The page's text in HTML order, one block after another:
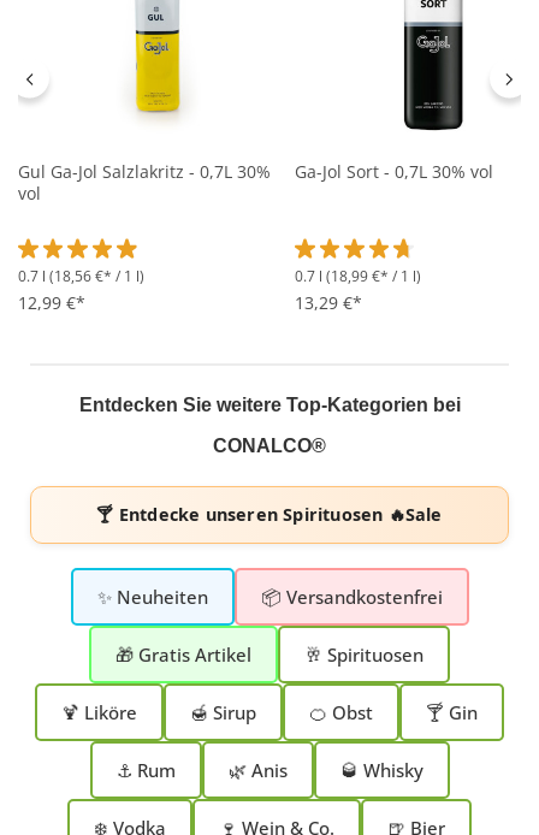
Gul Ga-Jol Salzlakritz - 0,7L 30%
vol
Durchschnittliche Bewertung von 4.9 von 5 Sternen
0.7 l (18,56 €* / 1 l)
12,99 €*
Ga-Jol Sort - 0,7L 30% vol
Durchschnittliche
0.7 l (18,99 €* / 1 l)
13,29 €*
Entdecken Sie weitere Top-Kategorien bei
CONALCO®
🍸 Entdecke unserenSpirituosen 🔥Sale
✨ Neuheiten 📦 Versandkostenfrei
🎁 Gratis Artikel 🥂 Spirituosen
🍹 Liköre 🍯 Sirup 🍊 Obst 🍸 Gin
⚓ Rum 🌿 Anis 🥃 Whisky
❄️ Vodka 🍷 Wein & Co. 🍺 Bier